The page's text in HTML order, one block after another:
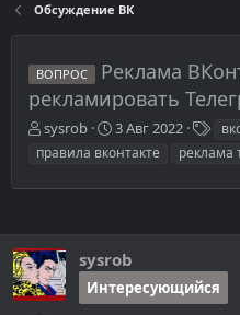
Обсуждение ВК
ВОПРОС
Реклама
рекламировать
А
в
т
о
е
м
ы
sysrob
Д
а
а
а
л
а
3 Авг 2022
е
и
правила вконтакте
реклама
sysrob
Интересующийся